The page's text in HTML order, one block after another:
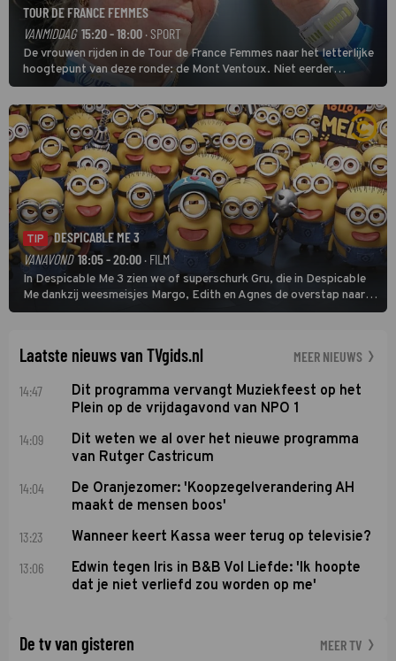
TOUR DE FRANCE FEMMES
VANMIDDAG 15:20 - 18:00 · SPORT
De vrouwen rijden in de Tour de France Femmes naar het letterlijke
hoogtepunt van deze ronde: de Mont Ventoux. Niet eerder
finishten de vrouwen voor deze koers op deze kale col uit de
buitencategorie. De aanloop naar de slotklim is vlak.
TIP
DESPICABLE ME 3
VANAVOND 18:05 - 20:00· FILM
In Despicable Me 3 zien we of superschurk Gru, die in Despicable
Me dankzij weesmeisjes Margo, Edith en Agnes de overstap naar
het rechte pad maakte, ook op dat pad weet te blijven.
Laatste nieuws van TVgids.nl MEER NIEUWS
14:47
Dit programma vervangt Muziekfeest op het
Plein op de vrijdagavond van NPO 1
14:09
Dit weten we al over het nieuwe programma
van Rutger Castricum
14:04
De Oranjezomer: 'Koopzegelverandering AH
maakt de mensen boos'
13:23 Wanneer keert Kassa weer terug op televisie?
13:06
Edwin tegen Iris in B&B Vol Liefde: 'Ik hoopte
dat je niet verliefd zou worden op me'
De tv van gisteren MEER TV